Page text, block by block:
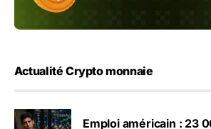
Actualité Crypto monnaie
Emploi américain : 23